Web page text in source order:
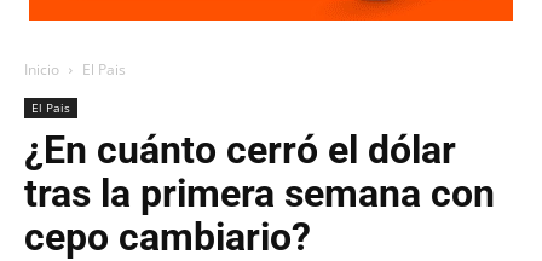
Inicio El Pais
El Pais
¿En cuánto cerró el dólar
tras la primera semana con
cepo cambiario?